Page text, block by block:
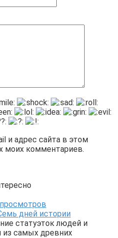
и адрес сайта в этом
моих комментариев.
дней истории
статуэток людей и
самых древних